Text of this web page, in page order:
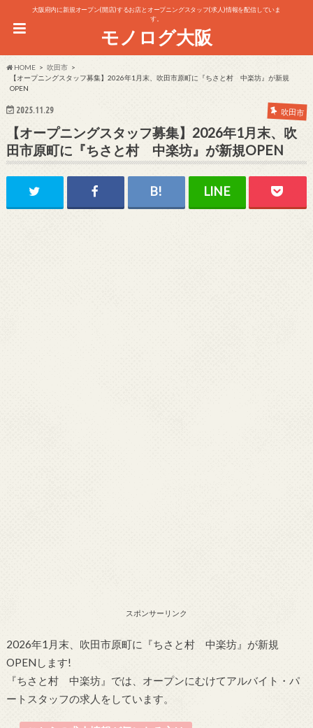
大阪府内に新規オープン(開店)するお店とオープニングスタッフ(求人)情報を配信していま
す。
モノログ大阪
HOME
吹田市
【オープニングスタッフ募集】2026年1月末、吹田市原町に『ちさと村 中楽坊』が新規
OPEN
2025.11.29 吹田市
【オープニングスタッフ募集】2026年1月末、吹
田市原町に『ちさと村 中楽坊』が新規OPEN
スポンサーリンク
2026年1月末、吹田市原町に『ちさと村 中楽坊』が新規
OPENします!
『ちさと村 中楽坊』では、オープンにむけてアルバイト・パ
ートスタッフの求人をしています。